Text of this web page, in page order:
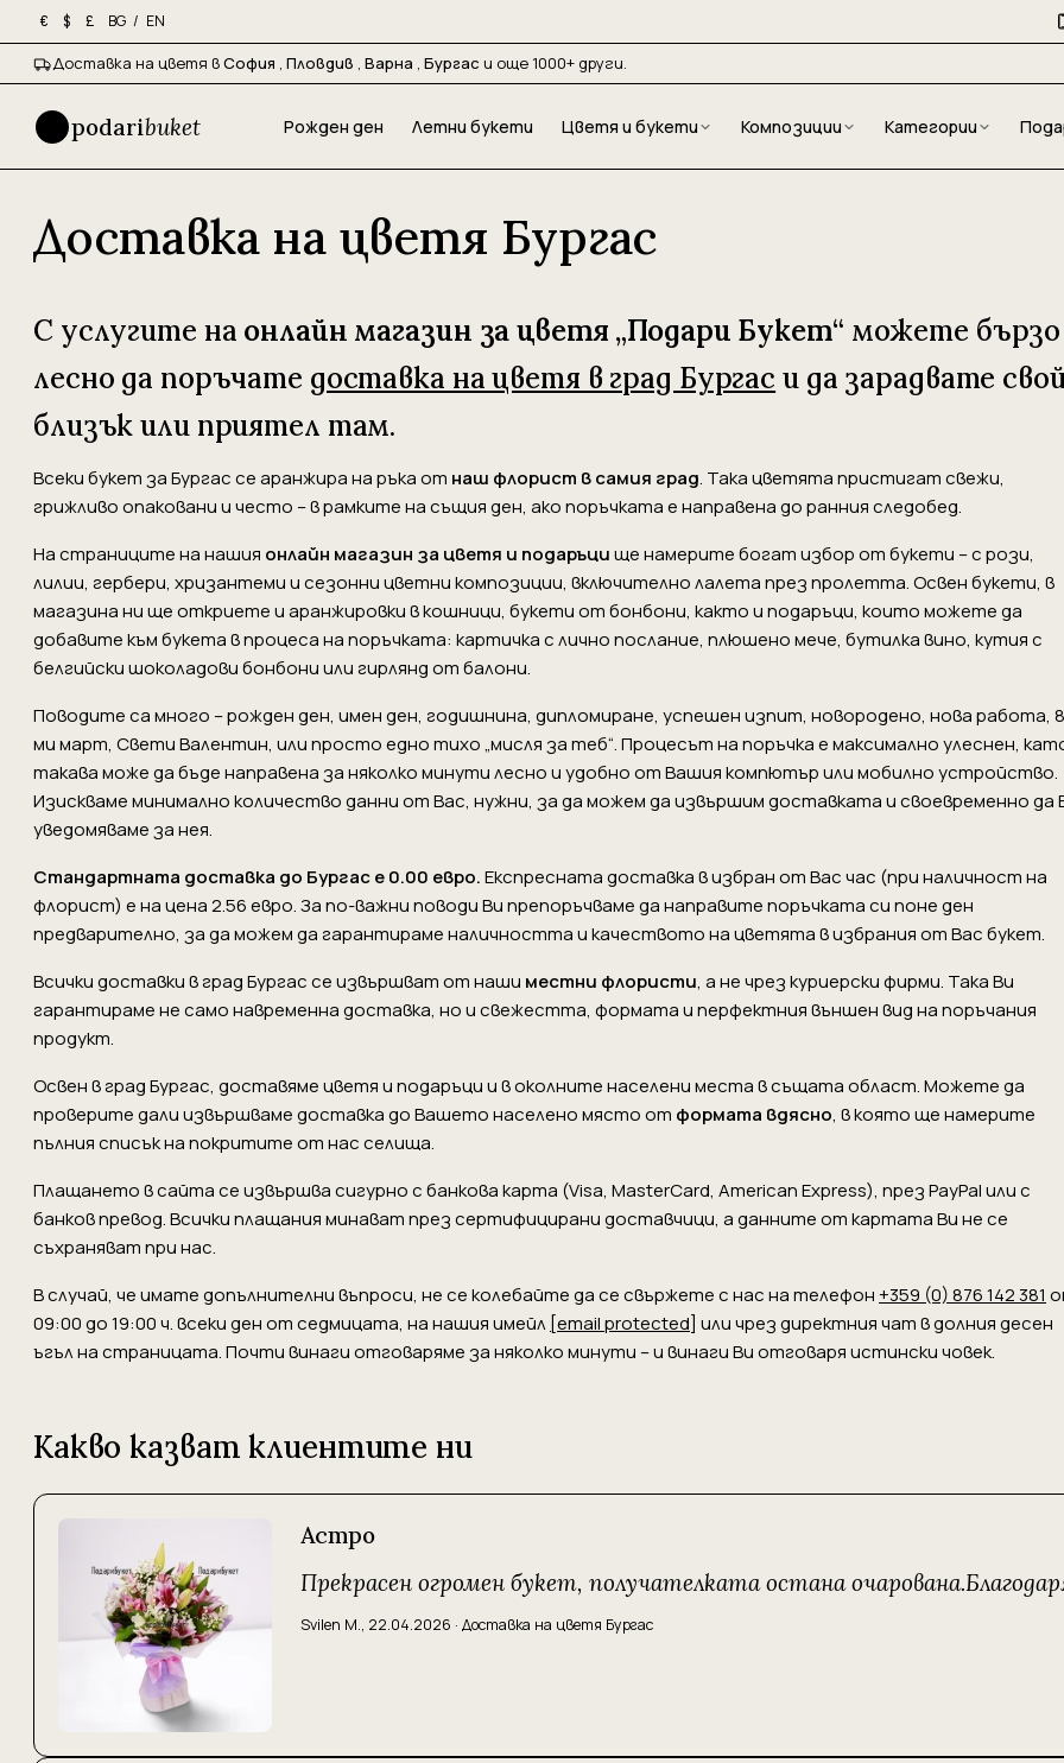
€ $ £ BG / EN
Доставка на цветя вСофия , Пловдив , Варна , Бургас и още 1000+ други.
podaribuket Рожден ден Летни букети Цветя и букети Композиции Категории
Доставка на цветя Бургас
С услугите на онлайн магазин за цветя „Подари Букет“ можете
лесно да поръчате доставка на цветя в град Бургас и да зарадвате
близък или приятел там.
Всеки букет за Бургас се аранжира на ръка от наш флорист в самия град. Така цветята пристигат свежи,
грижливо опаковани и често – в рамките на същия ден, ако поръчката е направена до ранния следобед.
На страниците на нашия онлайн магазин за цветя и подаръцище намерите богат избор от букети – с рози,
лилии, гербери, хризантеми и сезонни цветни композиции, включително лалета през пролетта. Освен букети, в
магазина ни ще откриете и аранжировки в кошници, букети от бонбони, както и подаръци, които можете да
добавите към букета в процеса на поръчката: картичка с лично послание, плюшено мече, бутилка вино, кутия с
белгийски шоколадови бонбони или гирлянд от балони.
Поводите са много – рожден ден, имен ден, годишнина, дипломиране, успешен изпит, новородено, нова работа,
ми март, Свети Валентин, или просто едно тихо „мисля за теб“. Процесът на поръчка е максимално улеснен,
такава може да бъде направена за няколко минути лесно и удобно от Вашия компютър или мобилно устройство.
Изискваме минимално количество данни от Вас, нужни, за да можем да извършим доставката и своевременно да
уведомяваме за нея.
Стандартната доставка до Бургас е 0.00 евро.Експресната доставка в избран от Вас час (при наличност на
флорист) е на цена 2.56 евро. За по-важни поводи Ви препоръчваме да направите поръчката си поне ден
предварително, за да можем да гарантираме наличността и качеството на цветята в избрания от Вас букет.
Всички доставки в град Бургас се извършват от наши местни флористи, а не чрез куриерски фирми. Така Ви
гарантираме не само навременна доставка, но и свежестта, формата и перфектния външен вид на поръчания
продукт.
Освен в град Бургас, доставяме цветя и подаръци и в околните населени места в същата област. Можете да
проверите дали извършваме доставка до Вашето населено място от формата вдясно, в която ще намерите
пълния списък на покритите от нас селища.
Плащането в сайта се извършва сигурно с банкова карта (Visa, MasterCard, American Express), през PayPal или с
банков превод. Всички плащания минават през сертифицирани доставчици, а данните от картата Ви не се
съхраняват при нас.
В случай, че имате допълнителни въпроси, не се колебайте да се свържете с нас на телефон+359 (0) 876 142 381
09:00 до 19:00 ч. всеки ден от седмицата, на нашия имейл [email protected] или чрез директния чат в долния десен
ъгъл на страницата. Почти винаги отговаряме за няколко минути – и винаги Ви отговаря истински човек.
Какво казват клиентите ни
Астро
Прекрасен огромен букет, получателката остана
Svilen M., 22.04.2026 · Доставка на цветя Бургас